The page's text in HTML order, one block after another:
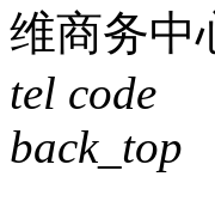
维商务中
tel code
back_top